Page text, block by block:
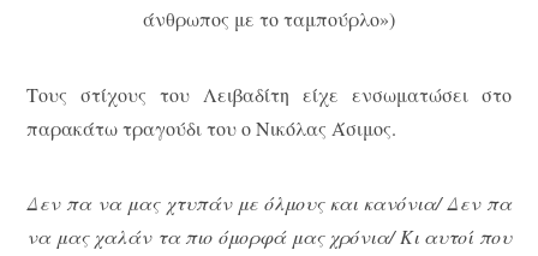
άνθρωπος με το ταμπούρλο»)
Τους στίχους του Λειβαδίτη είχε ενσωματώσει στο
παρακάτω τραγούδι του ο Νικόλας Άσιμος.
Δεν πα να μας χτυπάν με όλμους και κανόνια/ Δεν πα
να μας χαλάν τα πιο όμορφά μας χρόνια/ Κι αυτοί που